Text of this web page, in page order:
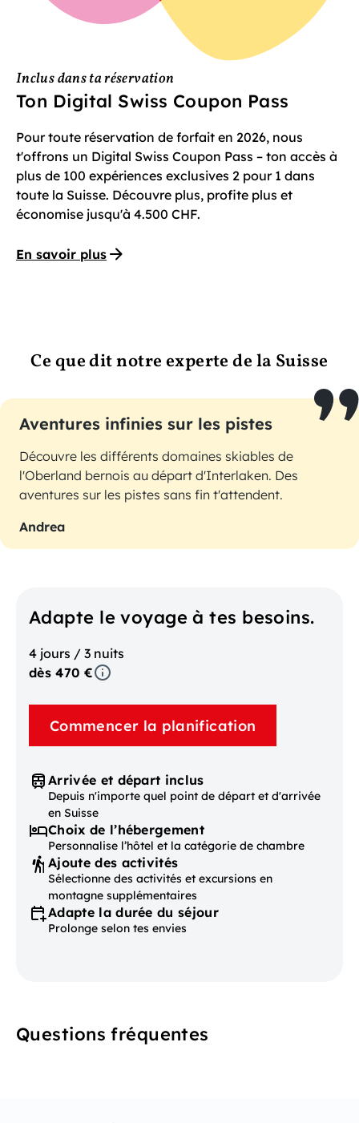
Inclus dans ta réservation
Ton Digital Swiss Coupon Pass
Pour toute réservation de forfait en 2026, nous
t'offrons un Digital Swiss Coupon Pass – ton accès à
plus de 100 expériences exclusives 2 pour 1 dans
toute la Suisse. Découvre plus, profite plus et
économise jusqu'à 4.500 CHF.
En savoir plus
Ce que dit notre experte de la Suisse
Aventures infinies sur les pistes
Découvre les différents domaines skiables de
l'Oberland bernois au départ d'Interlaken. Des
aventures sur les pistes sans fin t'attendent.
Andrea
Adapte le voyage à tes besoins.
4 jours / 3 nuits
dès 470 €
Commencer la planification
Arrivée et départ inclus
Depuis n'importe quel point de départ et d'arrivée
en Suisse
Choix de l’hébergement
Personnalise l’hôtel et la catégorie de chambre
Ajoute des activités
Sélectionne des activités et excursions en
montagne supplémentaires
Adapte la durée du séjour
Prolonge selon tes envies
Questions fréquentes